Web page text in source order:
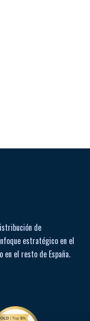
de
estratégico en el
el resto de España.